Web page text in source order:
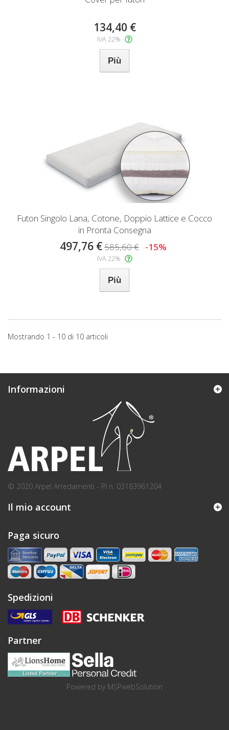
134,40 €
IVA 22%
Più
Futon Singolo Lana, Cotone, Doppio Lattice e Cocco
in Pronta Consegna
497,76 €585,60 € -15%
IVA 22%
Più
Mostrando 1 - 10 di 10 articoli
Informazioni
© 2020 Arpel Arredamenti - PI n. 03183961204
Il mio account
Paga sicuro
Spedizioni
Partner
Powered by MSPwebSolution